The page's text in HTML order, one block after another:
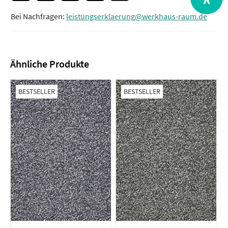
Bei Nachfragen: leistungserklaerung@werkhaus-raum.de
Ähnliche Produkte
BESTSELLER BESTSELLER